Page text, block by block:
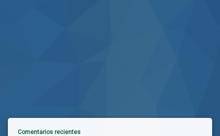
Comentarios recientes